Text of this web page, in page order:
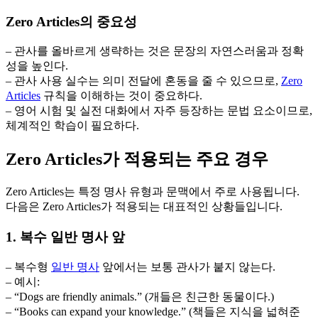
Zero Articles의 중요성
– 관사를 올바르게 생략하는 것은 문장의 자연스러움과 정확
성을 높인다.
– 관사 사용 실수는 의미 전달에 혼동을 줄 수 있으므로, Zero
Articles 규칙을 이해하는 것이 중요하다.
– 영어 시험 및 실전 대화에서 자주 등장하는 문법 요소이므로,
체계적인 학습이 필요하다.
Zero Articles가 적용되는 주요 경우
Zero Articles는 특정 명사 유형과 문맥에서 주로 사용됩니다.
다음은 Zero Articles가 적용되는 대표적인 상황들입니다.
1. 복수 일반 명사 앞
– 복수형 일반 명사 앞에서는 보통 관사가 붙지 않는다.
– 예시:
– “Dogs are friendly animals.” (개들은 친근한 동물이다.)
– “Books can expand your knowledge.” (책들은 지식을 넓혀준